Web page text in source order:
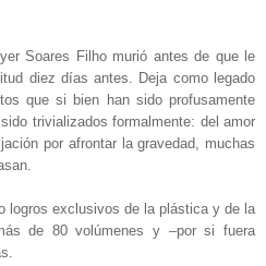
Soares Filho murió antes de que le
diez días antes. Deja como legado
que si bien han sido profusamente
trivializados formalmente: del amor
por afrontar la gravedad, muchas
logros exclusivos de la plástica y de la
de 80 volúmenes y –por si fuera